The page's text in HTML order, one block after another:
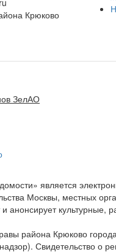
Крюково
ЗелАО
является
Москвы, местных
анонсирует
района Крюково
Свидетельство о